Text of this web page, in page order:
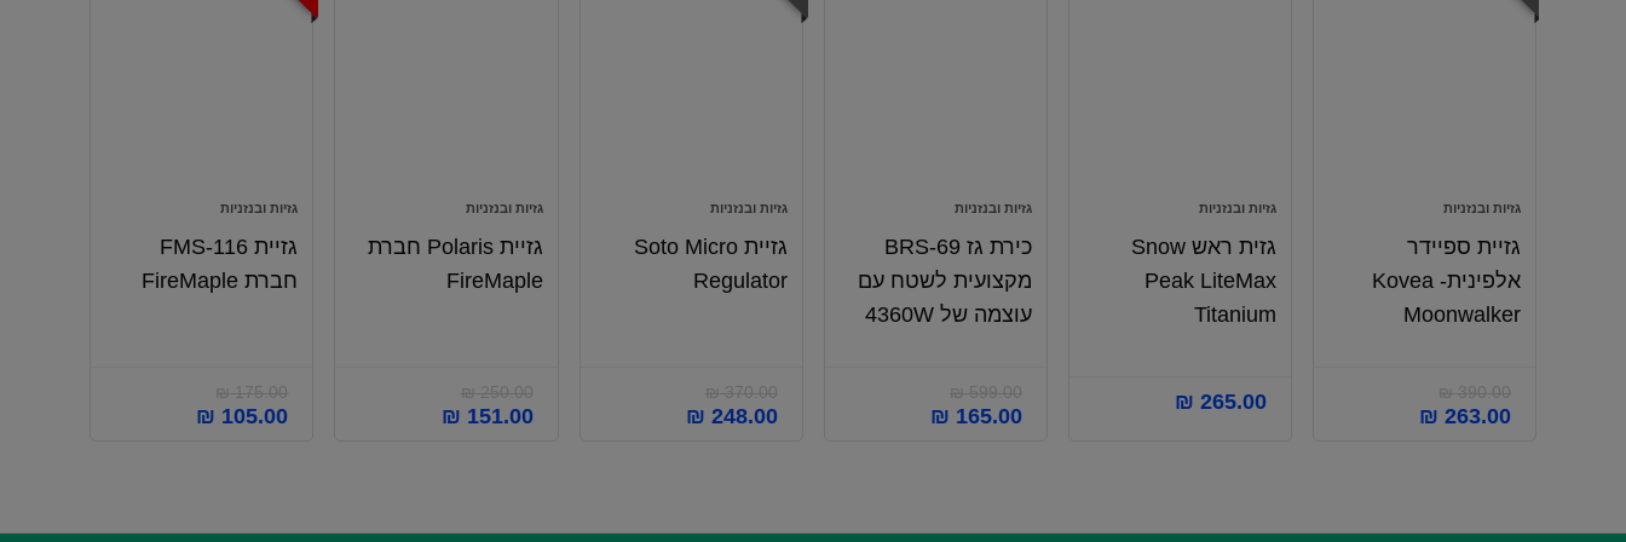
גזיות ובנזניות
גזיית ספיידר
אלפינית- Kovea
Moonwalker
₪390.00
₪ 263.00
גזיות ובנזניות
גזית ראש Snow
Peak LiteMax
Titanium
₪ 265.00
גזיות ובנזניות
כירת גז BRS-69
מקצועית לשטח עם
עוצמה של 4360W
₪599.00
₪ 165.00
גזיות ובנזניות
גזיית Soto Micro
Regulator
₪370.00
₪ 248.00
גזיות ובנזניות
גזיית Polaris חברת
FireMaple
₪250.00
₪ 151.00
גזיות ובנזניות
גזיית FMS-116
חברת FireMaple
₪175.00
₪ 105.00